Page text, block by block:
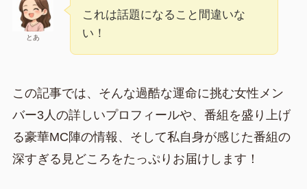
とあ
これは話題になること間違いな
い！
この記事では、そんな過酷な運命に挑む女性メン
バー3人の詳しいプロフィールや、番組を盛り上げ
る豪華MC陣の情報、そして私自身が感じた番組の
深すぎる見どころをたっぷりお届けします！